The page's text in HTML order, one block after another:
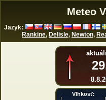
Meteo
Jazyk:
Rankine, Delisle, Newton,
Vlhkosť: